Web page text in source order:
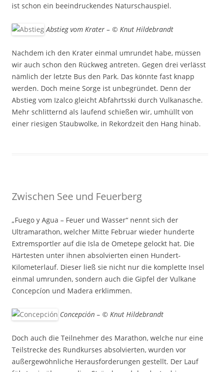
ist schon ein beeindruckendes Naturschauspiel.
Abstieg vom Krater – © Knut Hildebrandt
Nachdem ich den Krater einmal umrundet habe, müssen
wir auch schon den Rückweg antreten. Gegen drei verlässt
nämlich der letzte Bus den Park. Das könnte fast knapp
werden. Doch meine Sorge ist unbegründet. Denn der
Abstieg vom Izalco gleicht Abfahrtsski durch Vulkanasche.
Mehr schlitternd als laufend schießen wir, umhüllt von
einer riesigen Staubwolke, in Rekordzeit den Hang hinab.
Zwischen See und Feuerberg
„Fuego y Agua – Feuer und Wasser“ nennt sich der
Ultramarathon, welcher Mitte Februar wieder hunderte
Extremsportler auf die Isla de Ometepe gelockt hat. Die
Härtesten unter ihnen absolvierten einen Hundert-
Kilometerlauf. Dieser ließ sie nicht nur die komplette Insel
einmal umrunden, sondern auch die Gipfel der Vulkane
Concepcíon und Madera erklimmen.
Concepción – © Knut Hildebrandt
Doch auch die Teilnehmer des Marathon, welche nur eine
Teilstrecke des Rundkurses absolvierten, wurden vor
außergewöhnliche Herausforderungen gestellt. Der Lauf